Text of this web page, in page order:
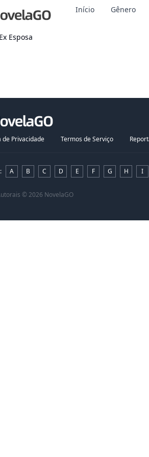
Início Gênero
Ex Esposa
de Privacidade Termos de Serviço
: A B C D E F G H I
© 2026 NovelaGO